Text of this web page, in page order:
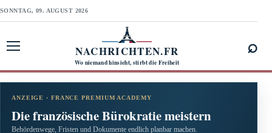
SONNTAG, 09. AUGUST 2026
NACHRICHTEN.FR
Wo niemand hinsieht, stirbt die Freiheit
⌕
ANZEIGE · FRANCE PREMIUM ACADEMY
Die französische Bürokratie meistern
Behördenwege, Fristen und Dokumente endlich planbar machen.